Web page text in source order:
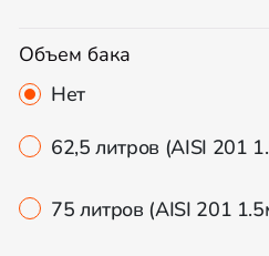
Объем бака
Нет
62,5 литров (AISI 201
75 литров (AISI 201